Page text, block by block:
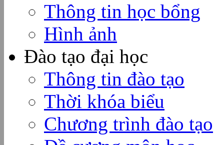
Thông tin học bổng
Hình ảnh
Đào tạo đại học
Thông tin đào tạo
Thời khóa biểu
Chương trình đào tạo